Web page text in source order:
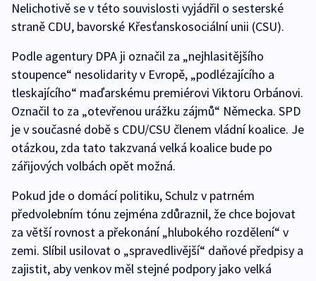
Nelichotivě se v této souvislosti vyjádřil o sesterské
straně CDU, bavorské Křesťanskosociální unii (CSU).
Podle agentury DPA ji označil za „nejhlasitějšího
stoupence“ nesolidarity v Evropě, „podlézajícího a
tleskajícího“ maďarskému premiérovi Viktoru Orbánovi.
Označil to za „otevřenou urážku zájmů“ Německa. SPD
je v současné době s CDU/CSU členem vládní koalice. Je
otázkou, zda tato takzvaná velká koalice bude po
zářijových volbách opět možná.
Pokud jde o domácí politiku, Schulz v patrném
předvolebním tónu zejména zdůraznil, že chce bojovat
za větší rovnost a překonání „hlubokého rozdělení“ v
zemi. Slíbil usilovat o „spravedlivější“ daňové předpisy a
zajistit, aby venkov měl stejné podpory jako velká